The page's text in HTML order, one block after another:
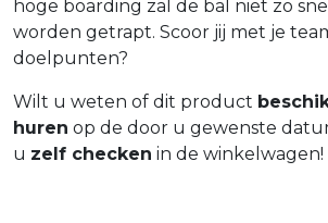
hoge boarding zal de bal niet zo
worden getrapt. Scoor jij met je
doelpunten?
Wilt u weten of dit product
huren op de door u gewenste
u zelf checken in de winkelwagen!